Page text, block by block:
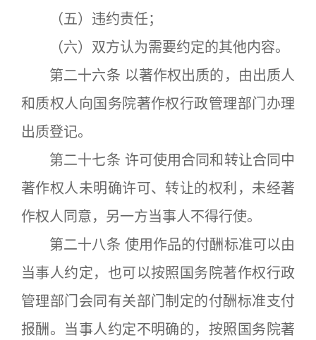
（五）违约责任；
（六）双方认为需要约定的其他内容。
第二十六条 以著作权出质的，由出质人
和质权人向国务院著作权行政管理部门办理
出质登记。
第二十七条 许可使用合同和转让合同中
著作权人未明确许可、转让的权利，未经著
作权人同意，另一方当事人不得行使。
第二十八条 使用作品的付酬标准可以由
当事人约定，也可以按照国务院著作权行政
管理部门会同有关部门制定的付酬标准支付
报酬。当事人约定不明确的，按照国务院著